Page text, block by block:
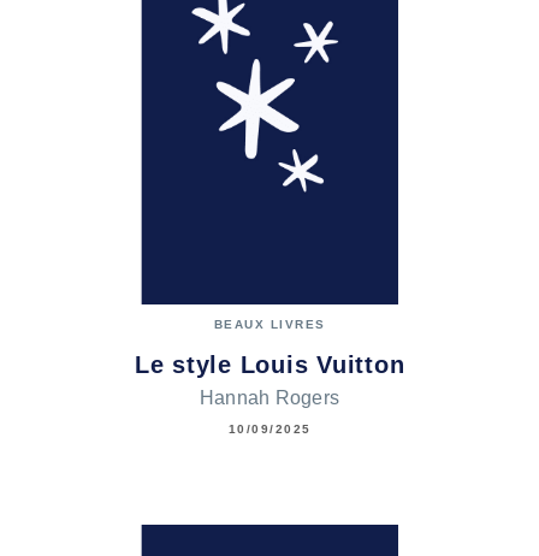
BEAUX LIVRES
Le style Louis Vuitton
Hannah Rogers
10/09/2025